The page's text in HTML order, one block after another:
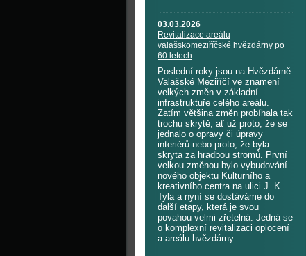
03.03.2026
Revitalizace areálu
valašskomeziříčské hvězdárny po
60 letech
Poslední roky jsou na Hvězdárně
Valašské Meziříčí ve znamení
velkých změn v základní
infrastruktuře celého areálu.
Zatím většina změn probíhala tak
trochu skrytě, ať už proto, že se
jednalo o opravy či úpravy
interiérů nebo proto, že byla
skryta za hradbou stromů. První
velkou změnou bylo vybudování
nového objektu Kulturního a
kreativního centra na ulici J. K.
Tyla a nyní se dostáváme do
další etapy, která je svou
povahou velmi zřetelná. Jedná se
o komplexní revitalizaci oplocení
a areálu hvězdárny.